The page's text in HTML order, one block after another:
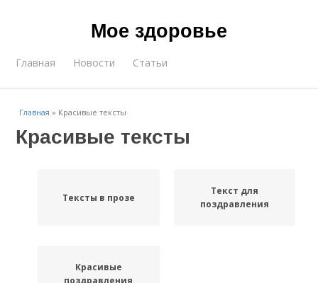
Мое здоровье
Главная Новости Статьи
Главная » Красивые тексты
Красивые тексты
Тексты в прозе
Текст для
поздравления
Красивые
поздравления